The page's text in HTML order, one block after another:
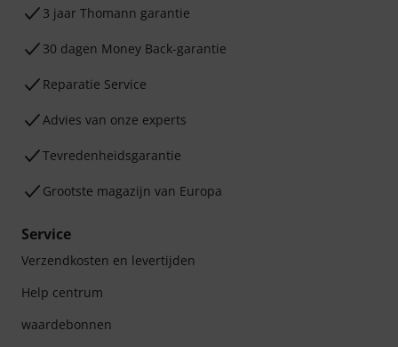
3 jaar Thomann garantie
30 dagen Money Back-garantie
Reparatie Service
Advies van onze experts
Tevredenheidsgarantie
Grootste magazijn van Europa
Service
Verzendkosten en levertijden
Help centrum
waardebonnen